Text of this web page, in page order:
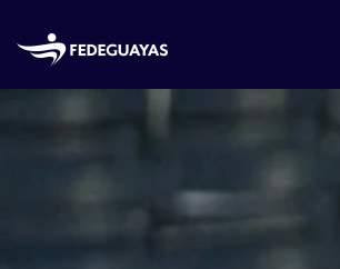
Skip to main content